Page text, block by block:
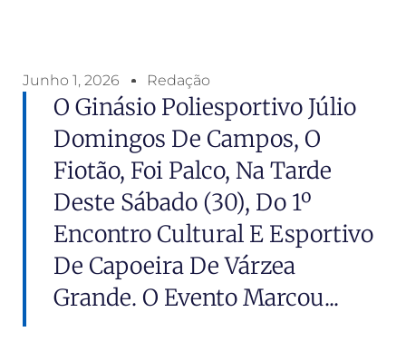
Junho 1, 2026 Redação
O Ginásio Poliesportivo Júlio
Domingos De Campos, O
Fiotão, Foi Palco, Na Tarde
Deste Sábado (30), Do 1º
Encontro Cultural E Esportivo
De Capoeira De Várzea
Grande. O Evento Marcou...